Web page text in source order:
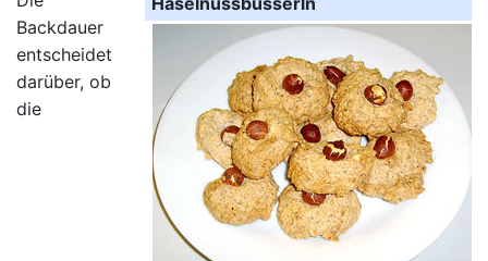
Backdauer
entscheidet
darüber, ob
die